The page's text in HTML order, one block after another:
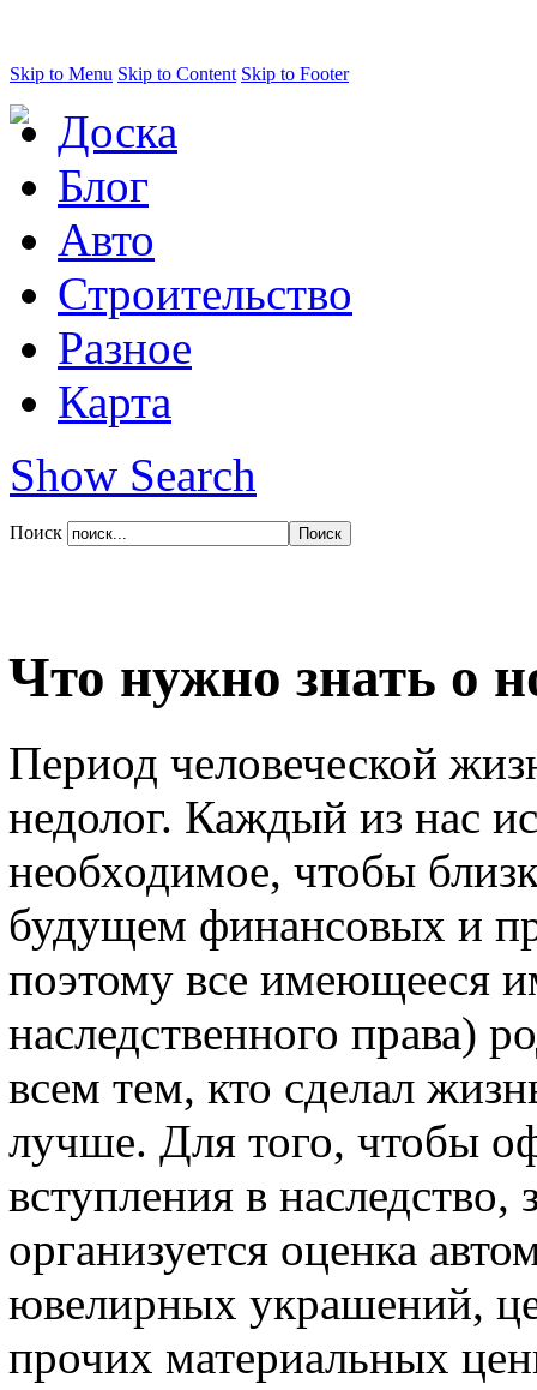
Skip to Menu Skip to Content Skip to Footer
Доска
Блог
Авто
Строительство
Разное
Карта
Show Search
Поиск
Что нужно знать о
Период человеческой
недолог. Каждый из нас
необходимое, чтобы
будущем финансовых и
поэтому все имеющееся
наследственного права)
всем тем, кто сделал
лучше. Для того, чтобы
вступления в
организуется оценка
ювелирных украшений,
прочих материальных